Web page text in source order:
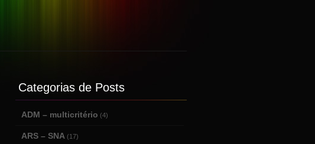
Categorias de Posts
ADM – multicritério (4)
ARS – SNA (17)